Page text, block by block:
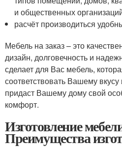
и общественных
расчёт производиться
Мебель на заказ – это
дизайн, долговечность и
сделает для Вас мебель,
соответствовать Вашему
придаст Вашему дому свой
комфорт.
Изготовление
Преимущества